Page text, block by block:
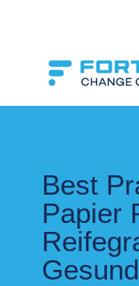
Best
Papier